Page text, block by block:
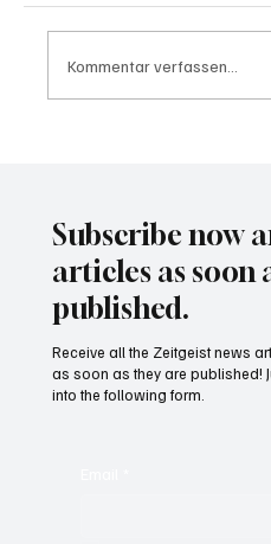
Kommentar verfassen...
Subscribe now
articles as soon
published.
Receive all the Zeitgeist news
as soon as they are published!
into the following form.